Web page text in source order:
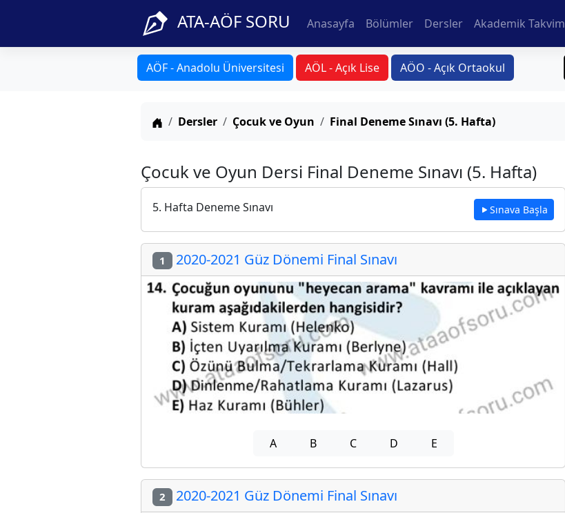
ATA-AÖF SORU Anasayfa Bölümler Dersler Akademik Takvim
AÖF - Anadolu Üniversitesi AÖL - Açık Lise AÖO - Açık Ortaokul
Anasayfa
Dersler Çocuk ve Oyun Final Deneme Sınavı (5. Hafta)
Çocuk ve Oyun Dersi Final Deneme Sınavı (5. Hafta)
5. Hafta Deneme Sınavı Sınava Başla
1 2020-2021 Güz Dönemi Final Sınavı
A B C D E
2 2020-2021 Güz Dönemi Final Sınavı